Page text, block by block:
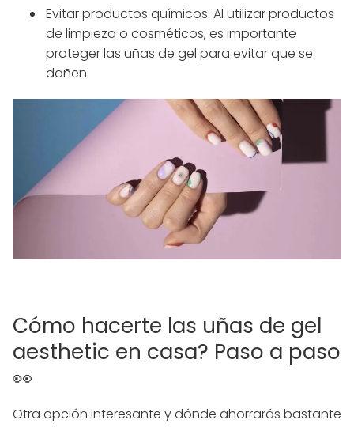
Evitar productos químicos: Al utilizar productos
de limpieza o cosméticos, es importante
proteger las uñas de gel para evitar que se
dañen.
Cómo hacerte las uñas de gel
aesthetic en casa? Paso a paso
👀
Otra opción interesante y dónde ahorrarás bastante